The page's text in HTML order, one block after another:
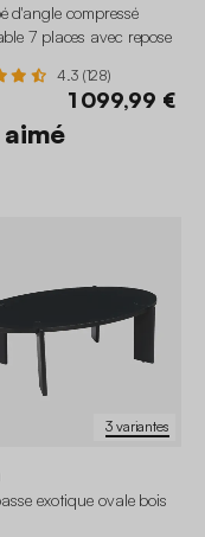
d'angle compressé
7 places avec repose
4.3 (128)
1 099,99 €
3 variantes
exotique ovale bois